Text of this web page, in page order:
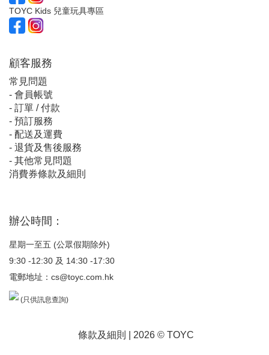
TOYC Kids 兒童玩具專區
顧客服務
常見問題
- 會員帳號
- 訂單 / 付款
- 預訂服務
- 配送及運費
- 退貨及售後服務
- 其他常見問題
消費券條款及細則
辦公時間：
星期一至五 (公眾假期除外)
9:30 -12:30 及 14:30 -17:30
電郵地址： cs@toyc.com.hk
(只供訊息查詢)
條款及細則 | 2026 © TOYC